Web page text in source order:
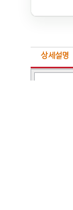
상세설명